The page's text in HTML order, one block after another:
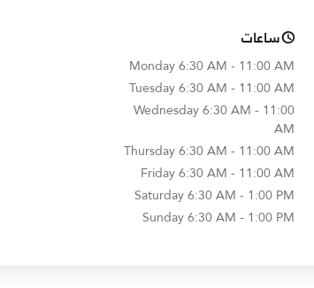
ساعات
Monday6:30 AM - 11:00 AM
Tuesday6:30 AM - 11:00 AM
Wednesday6:30 AM - 11:00
AM
Thursday6:30 AM - 11:00 AM
Friday6:30 AM - 11:00 AM
Saturday6:30 AM - 1:00 PM
Sunday6:30 AM - 1:00 PM